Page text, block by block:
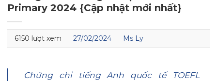
Primary 2024 {Cập nhật mới nhất}
6150 lượt xem 27/02/2024 Ms Ly
Chứng chỉ tiếng Anh quốc tế TOEFL